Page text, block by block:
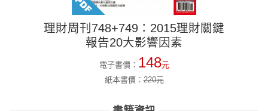
理財周刊748+749：2015理財關鍵
報告20大影響因素
電子書價： 148元
紙本書價：220元